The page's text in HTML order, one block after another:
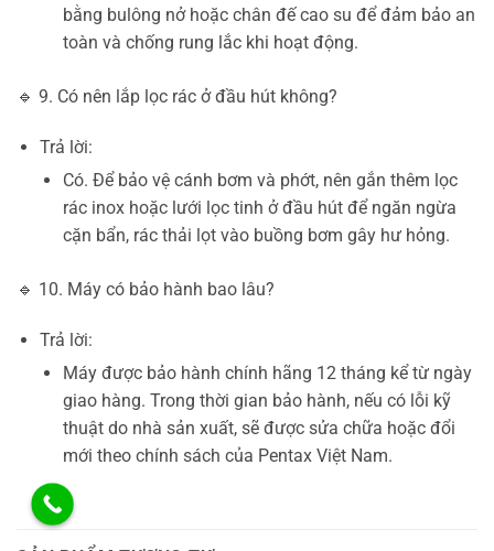
bằng bulông nở hoặc chân đế cao su để đảm bảo an
toàn và chống rung lắc khi hoạt động.
🔹 9. Có nên lắp lọc rác ở đầu hút không?
Trả lời:
Có. Để bảo vệ cánh bơm và phớt, nên gắn thêm lọc
rác inox hoặc lưới lọc tinh ở đầu hút để ngăn ngừa
cặn bẩn, rác thải lọt vào buồng bơm gây hư hỏng.
🔹 10. Máy có bảo hành bao lâu?
Trả lời:
Máy được bảo hành chính hãng 12 tháng kể từ ngày
giao hàng. Trong thời gian bảo hành, nếu có lỗi kỹ
thuật do nhà sản xuất, sẽ được sửa chữa hoặc đổi
mới theo chính sách của Pentax Việt Nam.